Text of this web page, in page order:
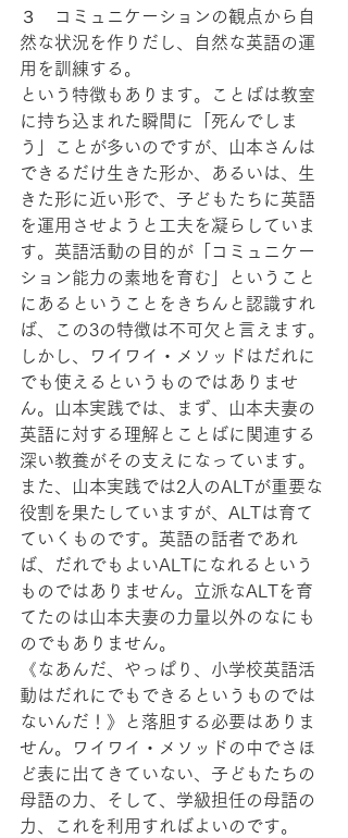
３　コミュニケーションの観点から自
然な状況を作りだし、自然な英語の運
用を訓練する。
という特徴もあります。ことばは教室
に持ち込まれた瞬間に「死んでしま
う」ことが多いのですが、山本さんは
できるだけ生きた形か、あるいは、生
きた形に近い形で、子どもたちに英語
を運用させようと工夫を凝らしていま
す。英語活動の目的が「コミュニケー
ション能力の素地を育む」ということ
にあるということをきちんと認識すれ
ば、この3の特徴は不可欠と言えます。
しかし、ワイワイ・メソッドはだれに
でも使えるというものではありませ
ん。山本実践では、まず、山本夫妻の
英語に対する理解とことばに関連する
深い教養がその支えになっています。
また、山本実践では2人のALTが重要な
役割を果たしていますが、ALTは育て
ていくものです。英語の話者であれ
ば、だれでもよいALTになれるという
ものではありません。立派なALTを育
てたのは山本夫妻の力量以外のなにも
のでもありません。
《なあんだ、やっぱり、小学校英語活
動はだれにでもできるというものでは
ないんだ！》と落胆する必要はありま
せん。ワイワイ・メソッドの中でさほ
ど表に出てきていない、子どもたちの
母語の力、そして、学級担任の母語の
力、これを利用すればよいのです。